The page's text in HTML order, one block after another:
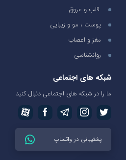
قلب و عروق
پوست ، مو و زیبایی
مغز و اعصاب
روانشناسی
شبکه های اجتماعی
ما را در شبکه های اجتماعی دنبال کنید
پشتیبانی در واتساپ